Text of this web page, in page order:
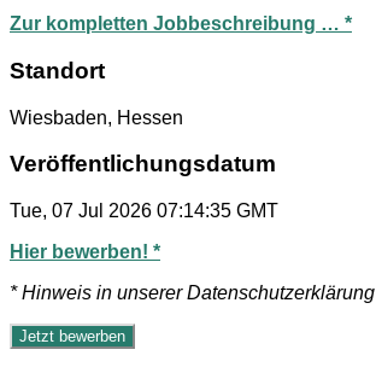
Zur kompletten Jobbeschreibung … *
Standort
Wiesbaden, Hessen
Veröffentlichungsdatum
Tue, 07 Jul 2026 07:14:35 GMT
Hier bewerben! *
* Hinweis in unserer Datenschutzerklärung